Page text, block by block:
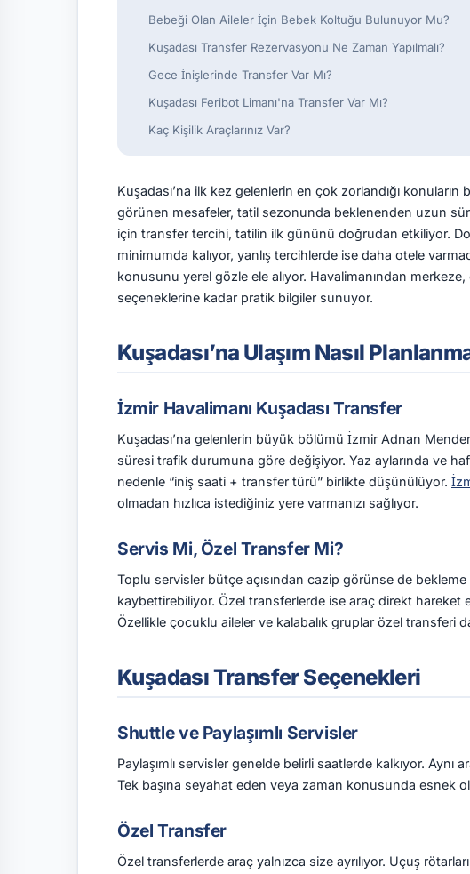
Bebeği Olan Aileler İçin Bebek Koltuğu Bulunuyor Mu?
Kuşadası Transfer Rezervasyonu Ne Zaman Yapılmalı?
Gece İnişlerinde Transfer Var Mı?
Kuşadası Feribot Limanı'na Transfer Var Mı?
Kaç Kişilik Araçlarınız Var?
Kuşadası’na ilk kez gelenlerin en çok zorlandığı konuların
görünen mesafeler, tatil sezonunda beklenenden uzun
için transfer tercihi, tatilin ilk gününü doğrudan etkiliyor.
minimumda kalıyor, yanlış tercihlerde ise daha otele
konusunu yerel gözle ele alıyor. Havalimanından merkeze,
seçeneklerine kadar pratik bilgiler sunuyor.
Kuşadası’na Ulaşım Nasıl
İzmir Havalimanı Kuşadası Transfer
Kuşadası’na gelenlerin büyük bölümü İzmir Adnan
süresi trafik durumuna göre değişiyor. Yaz aylarında ve
nedenle “iniş saati + transfer türü” birlikte düşünülüyor.
olmadan hızlıca istediğiniz yere varmanızı sağlıyor.
Servis Mi, Özel Transfer Mi?
Toplu servisler bütçe açısından cazip görünse de
kaybettirebiliyor. Özel transferlerde ise araç direkt
Özellikle çocuklu aileler ve kalabalık gruplar özel transferi
Kuşadası Transfer Seçenekleri
Shuttle ve Paylaşımlı Servisler
Paylaşımlı servisler genelde belirli saatlerde kalkıyor. Aynı
Tek başına seyahat eden veya zaman konusunda esnek
Özel Transfer
Özel transferlerde araç yalnızca size ayrılıyor. Uçuş